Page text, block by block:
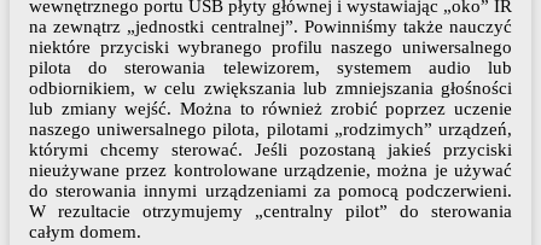
wewnętrznego portu USB płyty głównej i wystawiając „oko” IR
na zewnątrz „jednostki centralnej”. Powinniśmy także nauczyć
niektóre przyciski wybranego profilu naszego uniwersalnego
pilota do sterowania telewizorem, systemem audio lub
odbiornikiem, w celu zwiększania lub zmniejszania głośności
lub zmiany wejść. Można to również zrobić poprzez uczenie
naszego uniwersalnego pilota, pilotami „rodzimych” urządzeń,
którymi chcemy sterować. Jeśli pozostaną jakieś przyciski
nieużywane przez kontrolowane urządzenie, można je używać
do sterowania innymi urządzeniami za pomocą podczerwieni.
W rezultacie otrzymujemy „centralny pilot” do sterowania
całym domem.